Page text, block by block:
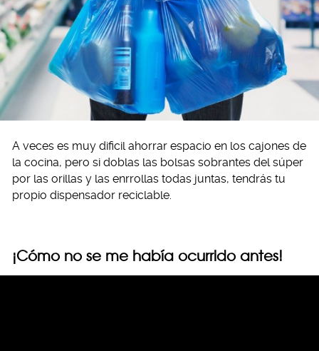
A veces es muy dificil ahorrar espacio en los cajones de
la cocina, pero si doblas las bolsas sobrantes del súper
por las orillas y las enrrollas todas juntas, tendrás tu
propio dispensador reciclable.
¡Cómo no se me había ocurrido antes!